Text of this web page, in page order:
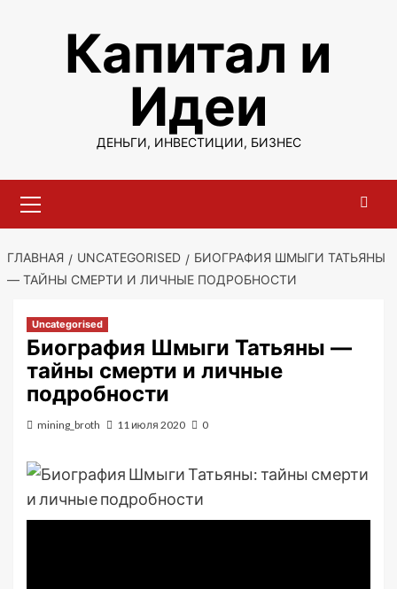
содержимомуКапитал и
Идеи
ДЕНЬГИ, ИНВЕСТИЦИИ, БИЗНЕС
меню
ГЛАВНАЯ UNCATEGORISED
БИОГРАФИЯ ШМЫГИ ТАТЬЯНЫ
— ТАЙНЫ СМЕРТИ И ЛИЧНЫЕ ПОДРОБНОСТИ
Uncategorised
Биография Шмыги Татьяны —
тайны смерти и личные
подробности
mining_broth 11 июля 2020 0